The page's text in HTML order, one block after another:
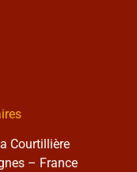
Courtillière
– France